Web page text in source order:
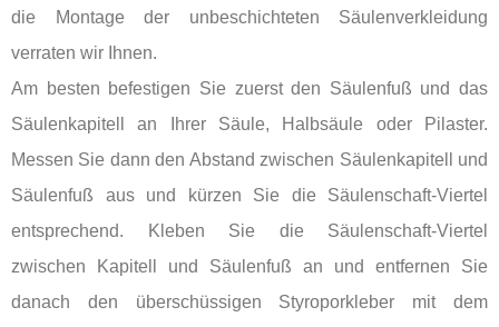
die Montage der unbeschichteten Säulenverkleidung
verraten wir Ihnen.
Am besten befestigen Sie zuerst den Säulenfuß und das
Säulenkapitell an Ihrer Säule, Halbsäule oder Pilaster.
Messen Sie dann den Abstand zwischen Säulenkapitell und
Säulenfuß aus und kürzen Sie die Säulenschaft-Viertel
entsprechend. Kleben Sie die Säulenschaft-Viertel
zwischen Kapitell und Säulenfuß an und entfernen Sie
danach den überschüssigen Styroporkleber mit dem